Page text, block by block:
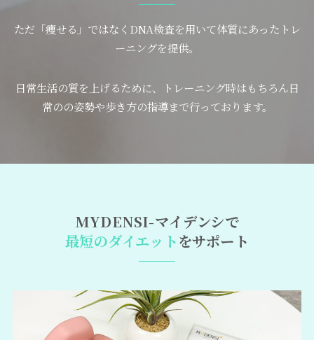
ただ「痩せる」ではなくDNA検査を用いて体質にあったトレ
ーニングを提供。
日常生活の質を上げるために、トレーニング時はもちろん日
常のの姿勢や歩き方の指導まで行っております。
MYDENSI-マイデンシで
最短のダイエットをサポート